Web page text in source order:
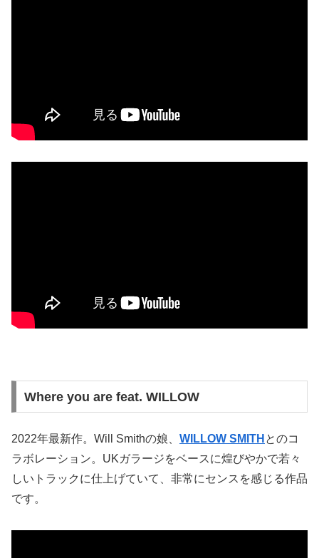
Where you are feat. WILLOW
2022年最新作。Will Smithの娘、 WILLOW SMITH とのコ
ラボレーション。UKガラージをベースに煌びやかで若々
しいトラックに仕上げていて、非常にセンスを感じる作品
です。